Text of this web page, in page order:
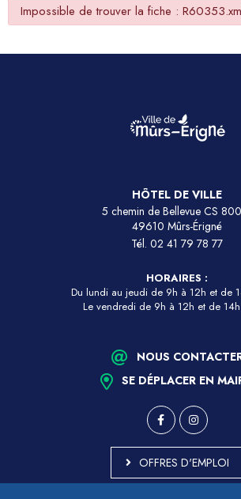
Impossible de trouver la fiche :
HÔTEL DE VILLE
5 chemin de Bellevue CS
49610 Mûrs-Érigné
Tél. 02 41 79 78 77
HORAIRES :
Du lundi au jeudi de 9h à 12h et de
Le vendredi de 9h à 12h et de
NOUS
SE DÉPLACER EN
OFFRES D'EMPLOI